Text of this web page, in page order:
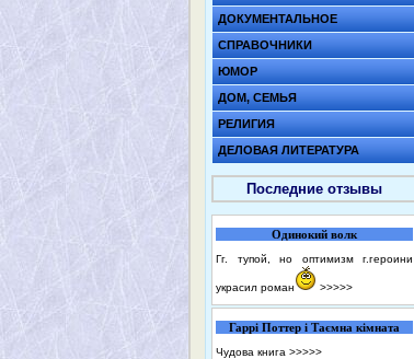
ДОКУМЕНТАЛЬНОЕ
СПРАВОЧНИКИ
ЮМОР
ДОМ, СЕМЬЯ
РЕЛИГИЯ
ДЕЛОВАЯ ЛИТЕРАТУРА
Последние отзывы
Одинокий волк
Гг. тупой, но оптимизм г.героини
украсил роман >>>>>
Гаррі Поттер і Таємна кімната
Чудова книга >>>>>